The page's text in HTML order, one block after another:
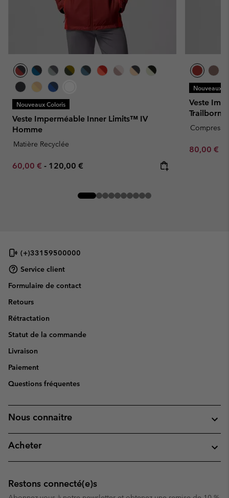
Nouveaux Coloris
Veste Imperméable Inner Limits™ IV
Homme
Matière Recyclée
Minimum sale price:
60,00 € - Maximum price:
120,00 €
Nouveaux
Veste
Minimum
80,00 €
(+)33159500000
Service client
Formulaire de contact
Retours
Rétractation
Statut de la commande
Livraison
Paiement
Questions fréquentes
Nous connaitre
Acheter
Restons connecté(e)s